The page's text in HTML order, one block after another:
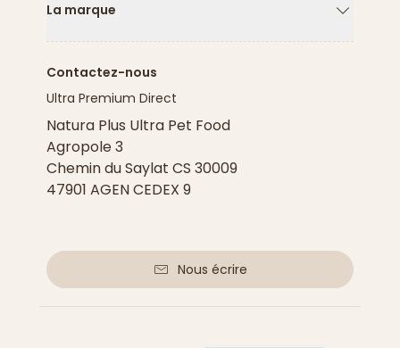
La marque
Contactez-nous
Ultra Premium Direct
Natura Plus Ultra Pet Food
Agropole 3
Chemin du Saylat CS 30009
47901 AGEN CEDEX 9
Nous écrire